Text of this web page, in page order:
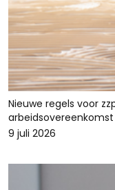
Nieuwe regels voor
9 juli 2026